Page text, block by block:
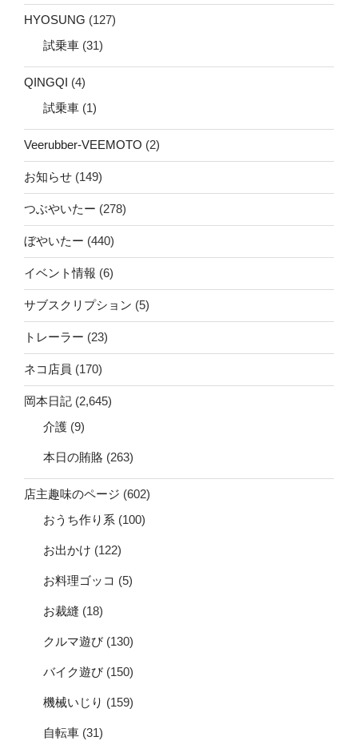
HYOSUNG (127)
試乗車 (31)
QINGQI (4)
試乗車 (1)
Veerubber-VEEMOTO (2)
お知らせ (149)
つぶやいたー (278)
ぼやいたー (440)
イベント情報 (6)
サブスクリプション (5)
トレーラー (23)
ネコ店員 (170)
岡本日記 (2,645)
介護 (9)
本日の賄賂 (263)
店主趣味のページ (602)
おうち作り系 (100)
お出かけ (122)
お料理ゴッコ (5)
お裁縫 (18)
クルマ遊び (130)
バイク遊び (150)
機械いじり (159)
自転車 (31)